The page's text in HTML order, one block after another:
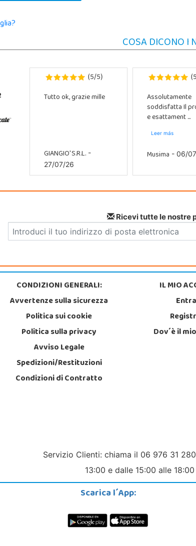
COSA DICONO I
(5/5)
Tutto ok, grazie mille
GIANGIO' S.R.L.-
27/07/26
(5
Assolutamente
soddisfatta Il
e esattament ...
Leer más
Musima - 06/
Ricevi tutte le nostre
CONDIZIONI GENERALI:
Avvertenze sulla sicurezza
Politica sui cookie
Politica sulla privacy
Avviso Legale
Spedizioni/Restituzioni
Condizioni di Contratto
IL MIO
Dov´è il
Servizio Clienti: chiama il 06 976 31
13:00 e dalle 15:00 alle
Scarica l´App: